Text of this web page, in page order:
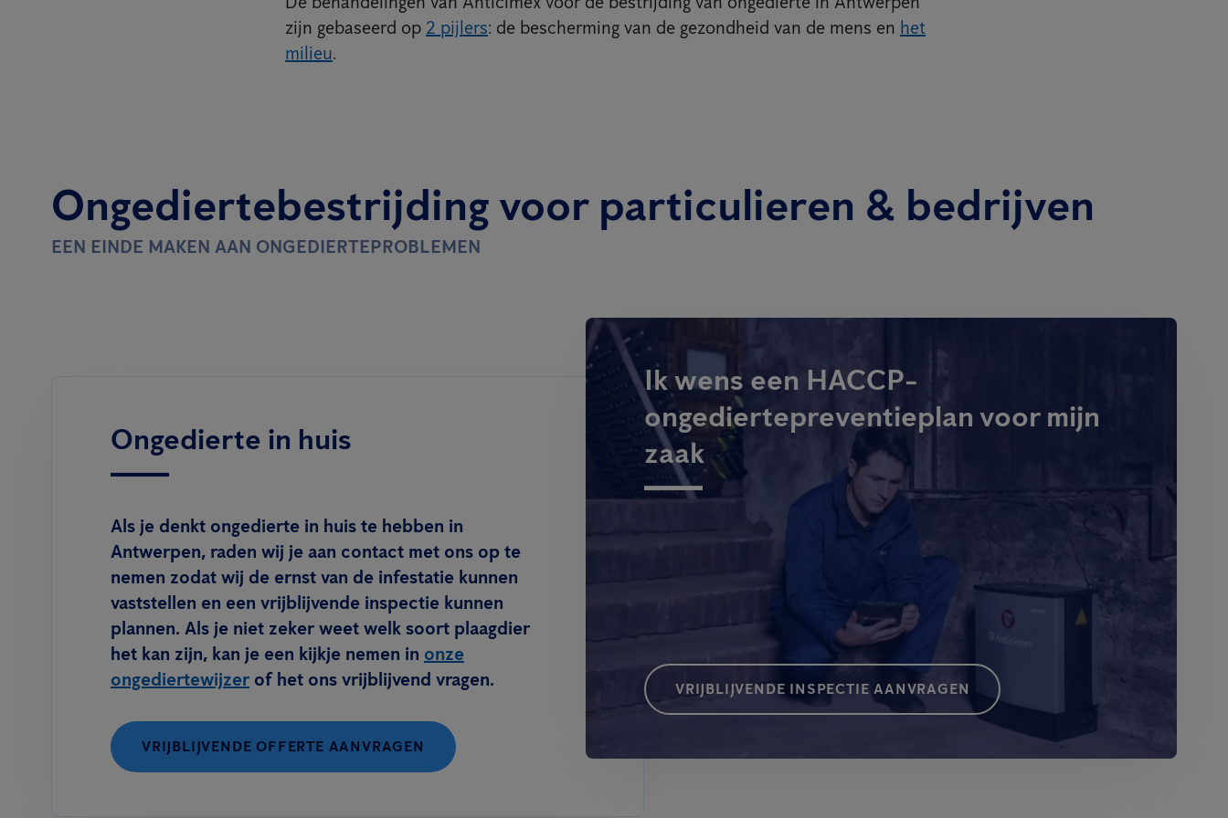
zijn gebaseerd op 2 pijlers: de bescherming van de gezondheid van de mens en het
milieu.
Ongediertebestrijding voor particulieren & bedrijven
EEN EINDE MAKEN AAN ONGEDIERTEPROBLEMEN
Ongedierte in huis
Als je denkt ongedierte in huis te hebben in
Antwerpen, raden wij je aan contact met ons op te
nemen zodat wij de ernst van de infestatie kunnen
vaststellen en een vrijblijvende inspectie kunnen
plannen. Als je niet zeker weet welk soort plaagdier
het kan zijn, kan je een kijkje nemen in onze
ongediertewijzer of het ons vrijblijvend vragen.
VRIJBLIJVENDE OFFERTE AANVRAGEN
Ik wens een HACCP-
ongediertepreventieplan voor mijn
zaak
VRIJBLIJVENDE INSPECTIE AANVRAGEN